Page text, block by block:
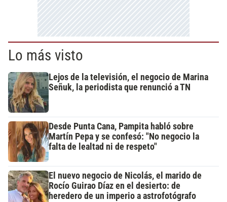
Lo más visto
Lejos de la televisión, el negocio de Marina
Señuk, la periodista que renunció a TN
Desde Punta Cana, Pampita habló sobre
Martín Pepa y se confesó: "No negocio la
falta de lealtad ni de respeto"
El nuevo negocio de Nicolás, el marido de
Rocío Guirao Díaz en el desierto: de
heredero de un imperio a astrofotógrafo